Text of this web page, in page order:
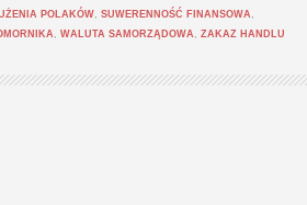
POLAKÓW SUWERENNOŚĆ FINANSOWA
WALUTA SAMORZĄDOWA
ZAKAZ HANDLU